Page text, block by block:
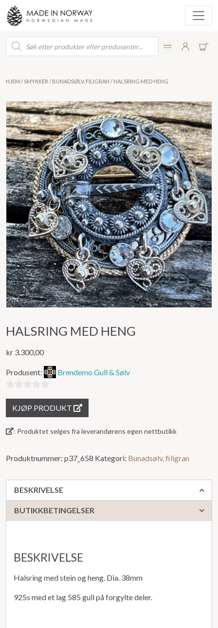
Products
search
HJEM / SMYKKER / BUNADSØLV, FILIGRAN / HALSRING MED HENG
HALSRING MED HENG
kr 3.300,00
Produsent: Brendemo Gull & Sølv
5
KJØP PRODUKT
: Produktet selges fra leverandørens egen nettbutikk
Produktnummer: p37_658 Kategori: Bunadsølv, filigran
BESKRIVELSE
BUTIKKBETINGELSER
BESKRIVELSE
Halsring med stein og heng. Dia. 38mm
925s med et lag 585 gull på forgylte deler.